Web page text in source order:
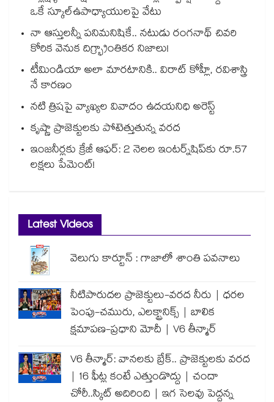
ఒకే స్కూల్ఉపాధ్యాయులపై వేటు
నా ఆస్తులన్నీ పనిమనిషికే.. నటుడు రంగనాథ్ చివరి
కోరిక వెనుక దిగ్భ్రాంతికర నిజాలు!
టీమిండియా అలా మారటానికి.. విరాట్ కోహ్లీ, రవిశాస్త్రి
నే కారణం
నటి త్రిషపై వ్యాఖ్యల వివాదం ఉదయనిధి అరెస్ట్
కృష్ణా ప్రాజెక్టులకు పోటెత్తుతున్న వరద
ఇంజనీర్లకు క్రేజీ ఆఫర్: 2 నెలల ఇంటర్న్‌షిప్‌కు రూ.57
లక్షలు పేమెంట్!
Latest Videos
వెలుగు కార్టూన్ : గాజాలో శాంతి పవనాలు
నీటిపారుదల ప్రాజెక్టులు-వరద నీరు | ధరల
పెంపు-చమురు, ఎలక్ట్రానిక్స్ | బాలిక
క్షమాపణ-ప్రధాని మోదీ | V6 తీన్మార్
V6 తీన్మార్: వానలకు బ్రేక్.. ప్రాజెక్టులకు వరద
| 16 ఫీట్ల కంటే ఎత్తుండొద్దు | చందా
చోరీ..స్కిట్ అదిరింది | ఇగ సెలవు పెద్దన్న